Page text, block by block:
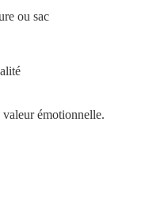
ou sac
émotionnelle.